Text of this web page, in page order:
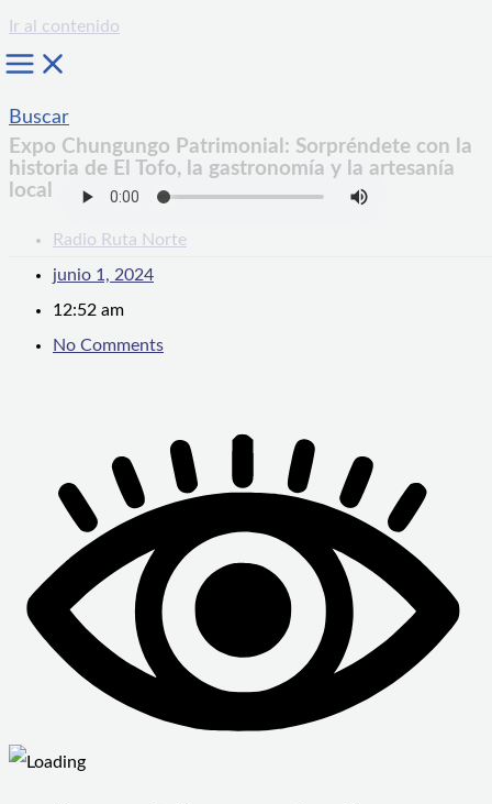
Ir al contenido
Buscar
Expo Chungungo Patrimonial: Sorpréndete con la
historia de El Tofo, la gastronomía y la artesanía
local
Radio Ruta Norte
junio 1, 2024
12:52 am
No Comments